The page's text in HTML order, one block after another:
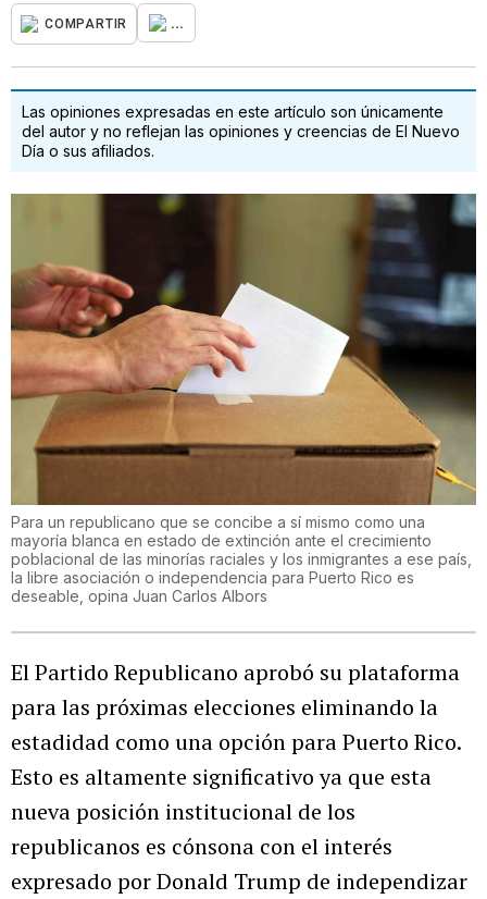
COMPARTIR ...
Las opiniones expresadas en este artículo son únicamente
del autor y no reflejan las opiniones y creencias de El Nuevo
Día o sus afiliados.
Para un republicano que se concibe a sí mismo como una
mayoría blanca en estado de extinción ante el crecimiento
poblacional de las minorías raciales y los inmigrantes a ese país,
la libre asociación o independencia para Puerto Rico es
deseable, opina Juan Carlos Albors
El Partido Republicano aprobó su plataforma
para las próximas elecciones eliminando la
estadidad como una opción para Puerto Rico.
Esto es altamente significativo ya que esta
nueva posición institucional de los
republicanos es cónsona con el interés
expresado por Donald Trump de independizar